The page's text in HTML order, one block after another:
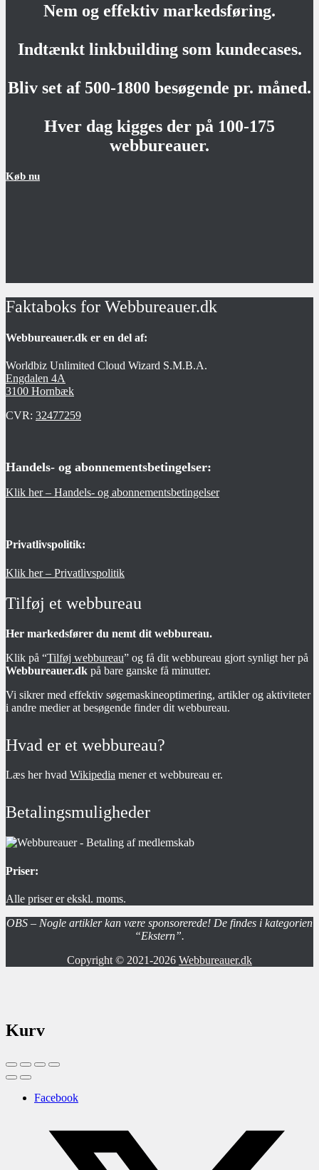
Nem og effektiv markedsføring.
Indtænkt linkbuilding som kundecases.
Bliv set af 500-1800 besøgende pr. måned.
Hver dag kigges der på 100-175
webbureauer.
Køb nu
Faktaboks for Webbureauer.dk
Webbureauer.dk er en del af:
Worldbiz Unlimited Cloud Wizard S.M.B.A.
Engdalen 4A
3100 Hornbæk
CVR: 32477259
Handels- og abonnementsbetingelser:
Klik her – Handels- og abonnementsbetingelser
Privatlivspolitik:
Klik her – Privatlivspolitik
Tilføj et webbureau
Her markedsfører du nemt dit webbureau.
Klik på “Tilføj webbureau” og få dit webbureau gjort synligt her på
Webbureauer.dk på bare ganske få minutter.
Vi sikrer med effektiv søgemaskineoptimering, artikler og aktiviteter
i andre medier at besøgende finder dit webbureau.
Hvad er et webbureau?
Læs her hvad Wikipedia mener et webbureau er.
Betalingsmuligheder
Priser:
Alle priser er ekskl. moms.
OBS – Nogle artikler kan være sponsorerede! De findes i kategorien
“Ekstern”.
Copyright © 2021-2026 Webbureauer.dk
Kurv
Facebook